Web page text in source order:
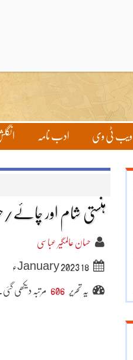
ویب ٹی وی ادب نامہ
ہنستی شام اور چائے/
حسان عالمگیر عباسی
18 January 2023ء
یہ تحریر 606 مرتبہ دیکھی گئی۔